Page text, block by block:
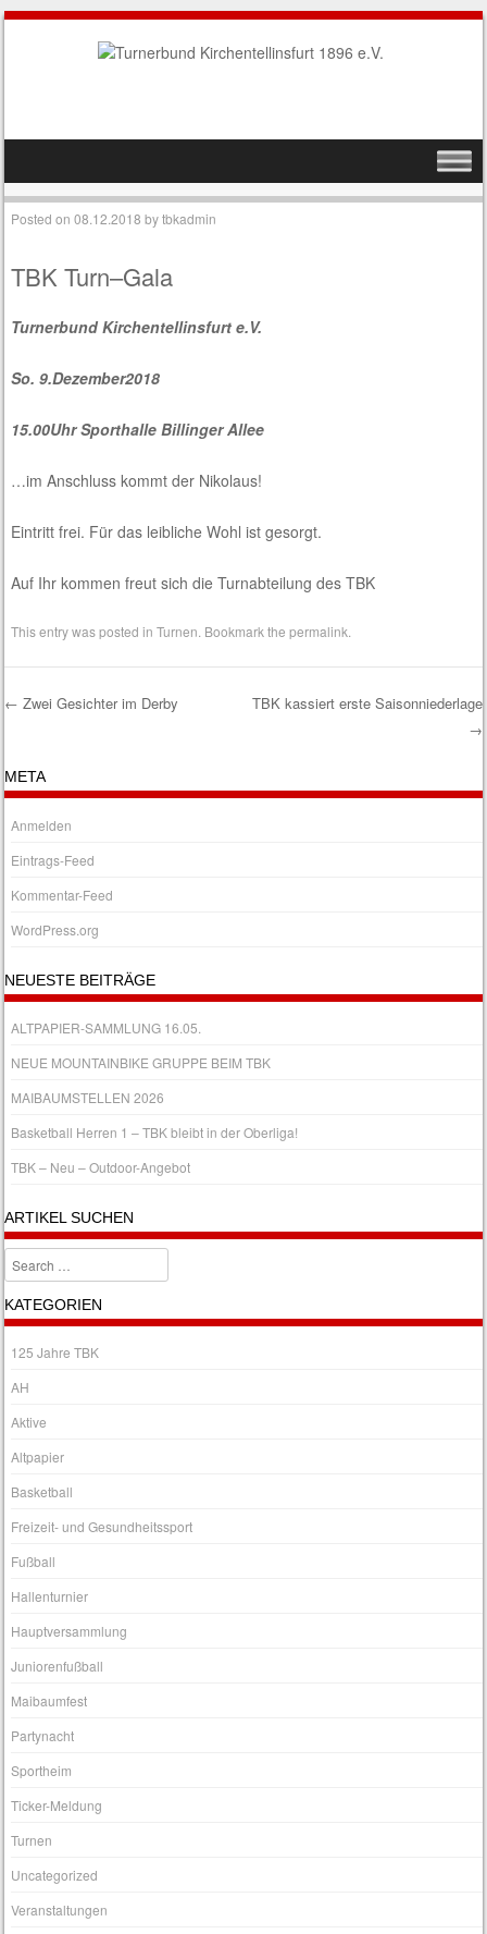
MENU
Posted on08.12.2018 bytbkadmin
TBK Turn–Gala
Turnerbund Kirchentellinsfurt e.V.
So. 9.Dezember2018
15.00Uhr Sporthalle Billinger Allee
…im Anschluss kommt der Nikolaus!
Eintritt frei. Für das leibliche Wohl ist gesorgt.
Auf Ihr kommen freut sich die Turnabteilung des TBK
This entry was posted inTurnen . Bookmark thepermalink
← Zwei Gesichter im Derby
TBK kassiert erste Saisonniederlage
→
META
Anmelden
Eintrags-Feed
Kommentar-Feed
WordPress.org
NEUESTE BEITRÄGE
ALTPAPIER-SAMMLUNG 16.05.
NEUE MOUNTAINBIKE GRUPPE BEIM TBK
MAIBAUMSTELLEN 2026
Basketball Herren 1 – TBK bleibt in der Oberliga!
TBK – Neu – Outdoor-Angebot
ARTIKEL SUCHEN
Search
KATEGORIEN
125 Jahre TBK
AH
Aktive
Altpapier
Basketball
Freizeit- und Gesundheitssport
Fußball
Hallenturnier
Hauptversammlung
Juniorenfußball
Maibaumfest
Partynacht
Sportheim
Ticker-Meldung
Turnen
Uncategorized
Veranstaltungen